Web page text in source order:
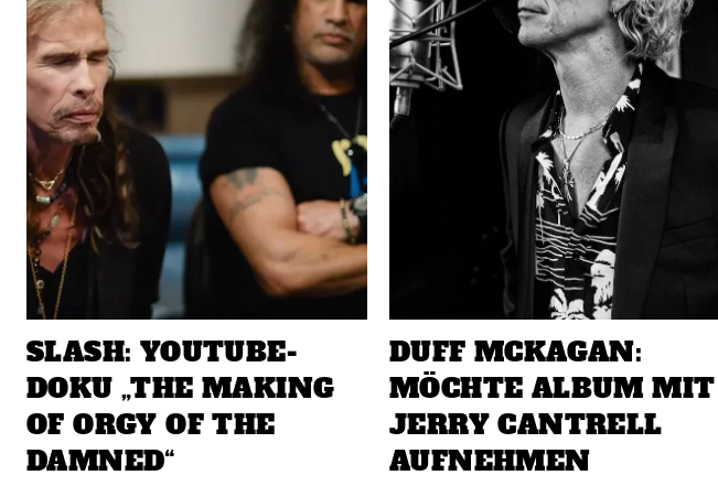
SLASH: YOUTUBE-
DOKU „THE MAKING
OF ORGY OF THE
DAMNED“
DUFF MCKAGAN:
MÖCHTE ALBUM MIT
JERRY CANTRELL
AUFNEHMEN